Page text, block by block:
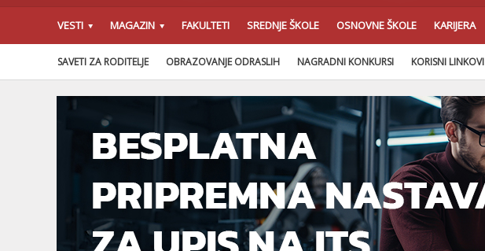
VESTI MAGAZIN FAKULTETI SREDNJE ŠKOLE OSNOVNE ŠKOLE KARIJERA
SAVETI ZA RODITELJE OBRAZOVANJE ODRASLIH NAGRADNI KONKURSI KORISNI LINKOVI